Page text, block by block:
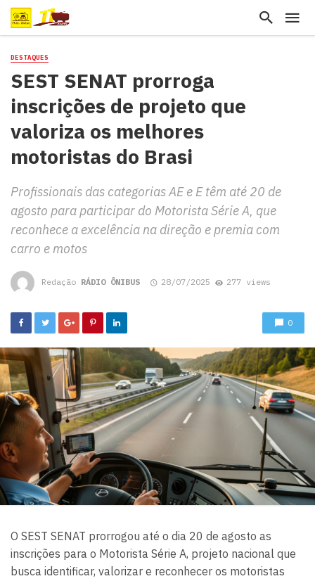
DESTAQUES
SEST SENAT prorroga
inscrições de projeto que
valoriza os melhores
motoristas do Brasi
Profissionais das categorias AE e E têm até 20 de
agosto para participar do Motorista Série A, que
reconhece a excelência na direção e premia com
carro e motos
Redação RÁDIO ÔNIBUS 28/07/2025 277 views
0
O SEST SENAT prorrogou até o dia 20 de agosto as
inscrições para o Motorista Série A, projeto nacional que
busca identificar, valorizar e reconhecer os motoristas